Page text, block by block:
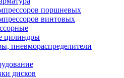
поршневых
винтовых
цилиндры
пневмораспределители
дисков